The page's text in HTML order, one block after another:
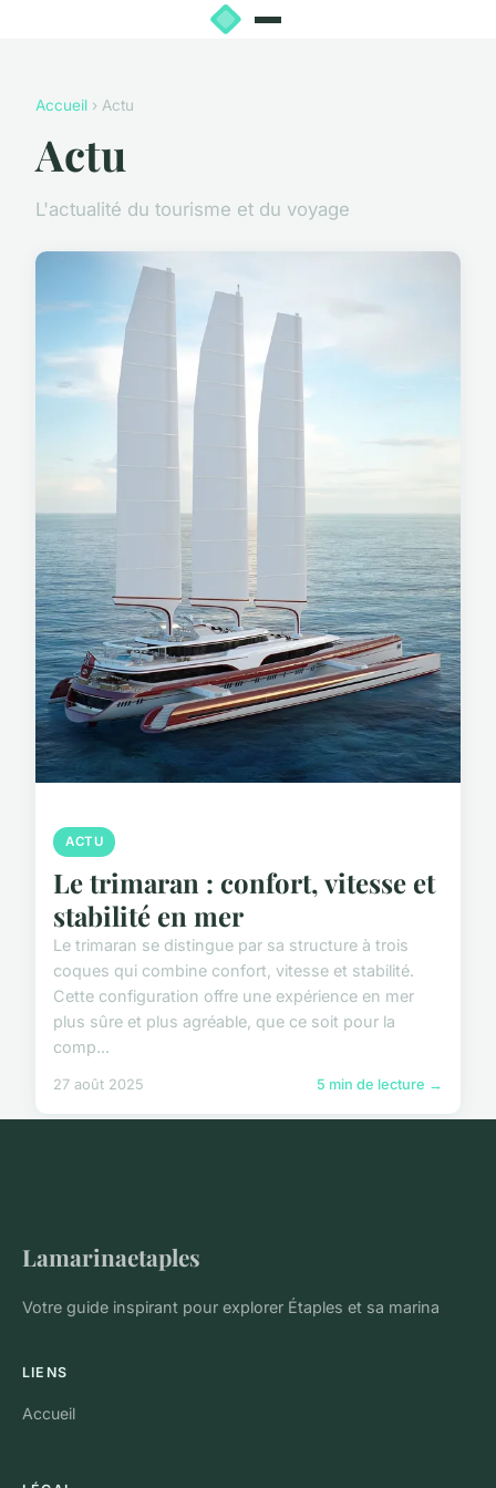
Accueil › Actu
Actu
L'actualité du tourisme et du voyage
ACTU
Le trimaran : confort, vitesse et
stabilité en mer
Le trimaran se distingue par sa structure à trois
coques qui combine confort, vitesse et stabilité.
Cette configuration offre une expérience en mer
plus sûre et plus agréable, que ce soit pour la
comp...
27 août 2025 5 min de lecture →
Lamarinaetaples
Votre guide inspirant pour explorer Étaples et sa marina
LIENS
Accueil